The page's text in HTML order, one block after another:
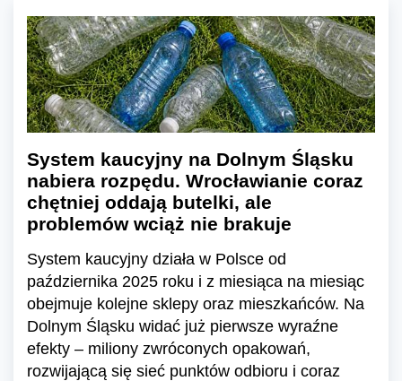
System kaucyjny na Dolnym Śląsku
nabiera rozpędu. Wrocławianie coraz
chętniej oddają butelki, ale
problemów wciąż nie brakuje
System kaucyjny działa w Polsce od
października 2025 roku i z miesiąca na miesiąc
obejmuje kolejne sklepy oraz mieszkańców. Na
Dolnym Śląsku widać już pierwsze wyraźne
efekty – miliony zwróconych opakowań,
rozwijającą się sieć punktów odbioru i coraz